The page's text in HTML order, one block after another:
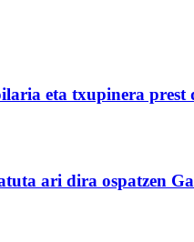
eta txupinera prest
ari dira ospatzen